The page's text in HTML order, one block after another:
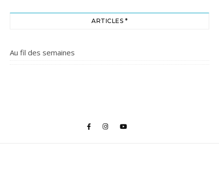
ARTICLES *
Au fil des semaines